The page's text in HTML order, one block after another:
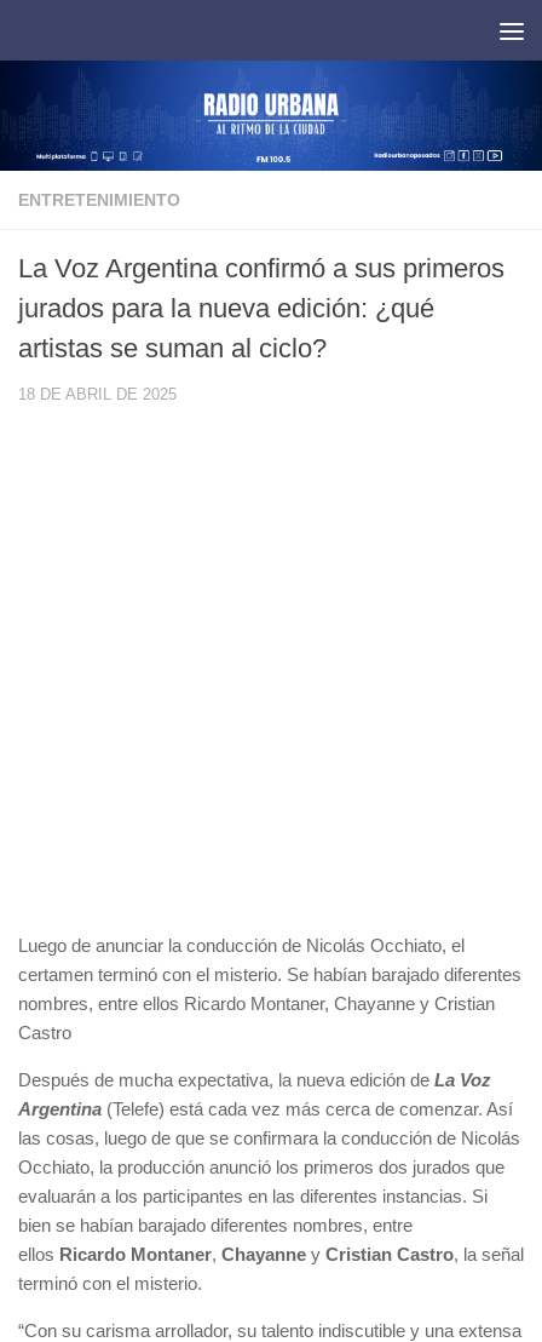
ENTRETENIMIENTO
La Voz Argentina confirmó a sus primeros
jurados para la nueva edición: ¿qué
artistas se suman al ciclo?
18 DE ABRIL DE 2025
Luego de anunciar la conducción de Nicolás Occhiato, el
certamen terminó con el misterio. Se habían barajado diferentes
nombres, entre ellos Ricardo Montaner, Chayanne y Cristian
Castro
Después de mucha expectativa, la nueva edición de La Voz
Argentina (Telefe) está cada vez más cerca de comenzar. Así
las cosas, luego de que se confirmara la conducción de Nicolás
Occhiato, la producción anunció los primeros dos jurados que
evaluarán a los participantes en las diferentes instancias. Si
bien se habían barajado diferentes nombres, entre
ellos Ricardo Montaner, Chayanne y Cristian Castro, la señal
terminó con el misterio.
“Con su carisma arrollador, su talento indiscutible y una extensa